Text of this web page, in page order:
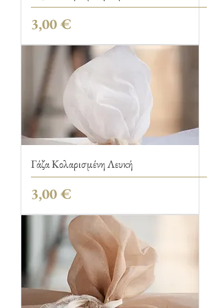
Τιμή
3,00 €
Γάζα Κολαρισμένη Λευκή
Τιμή
3,00 €